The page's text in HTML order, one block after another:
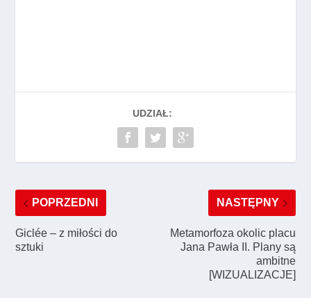
UDZIAŁ:
POPRZEDNI
Giclée – z miłości do
sztuki
NASTĘPNY
Metamorfoza okolic placu
Jana Pawła II. Plany są
ambitne
[WIZUALIZACJE]